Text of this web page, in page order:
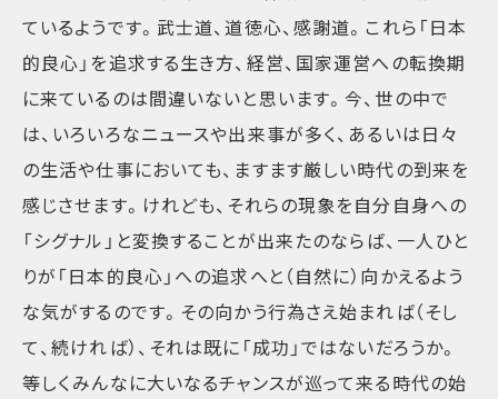
ているようです。武士道、道徳心、感謝道。これら「日本
的良心」を追求する生き方、経営、国家運営への転換期
に来ているのは間違いないと思います。今、世の中で
は、いろいろなニュースや出来事が多く、あるいは日々
の生活や仕事においても、ますます厳しい時代の到来を
感じさせます。けれども、それらの現象を自分自身への
「シグナル」と変換することが出来たのならば、一人ひと
りが「日本的良心」への追求へと（自然に）向かえるよう
な気がするのです。その向かう行為さえ始まれば（そし
て、続ければ）、それは既に「成功」ではないだろうか。
等しくみんなに大いなるチャンスが巡って来る時代の始